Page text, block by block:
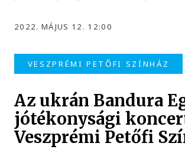
2022. MÁJUS 12. 12:00
VESZPRÉMI PETŐFI SZÍNHÁZ
Az ukrán Bandura
jótékonysági
Veszprémi Petőfi